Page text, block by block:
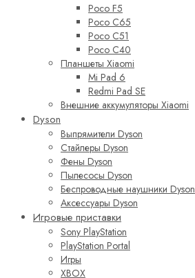
Poco F5
Poco C65
Poco C51
Poco C40
Планшеты Xiaomi
Mi Pad 6
Redmi Pad SE
Внешние аккумуляторы Xiaomi
Dyson
Выпрямители Dyson
Стайлеры Dyson
Фены Dyson
Пылесосы Dyson
Беспроводные наушники Dyson
Аксессуары Dyson
Игровые приставки
Sony PlayStation
PlayStation Portal
Игры
XBOX